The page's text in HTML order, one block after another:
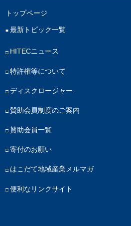
トップページ
最新トピック一覧
HITECニュース
特許権等について
ディスクロージャー
賛助会員制度のご案内
賛助会員一覧
寄付のお願い
はこだて地域産業メルマガ
便利なリンクサイト